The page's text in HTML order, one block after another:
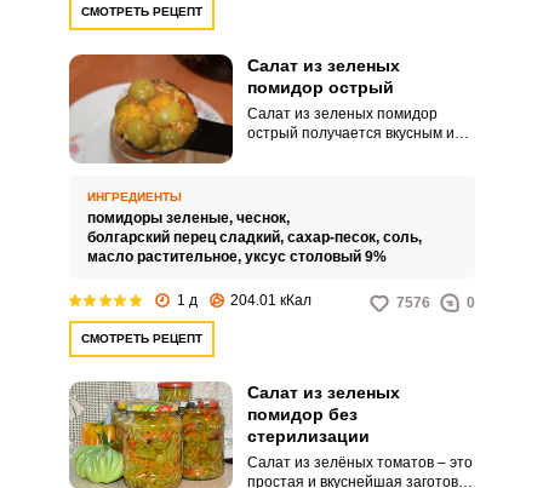
СМОТРЕТЬ РЕЦЕПТ
Салат из зеленых
помидор острый
Салат из зеленых помидор
острый получается вкусным и
чесночной заливке будет
оценена любителями острых
блюд.
ИНГРЕДИЕНТЫ
помидоры зеленые, чеснок,
болгарский перец сладкий, сахар-песок, соль,
масло растительное, уксус столовый 9%
1 д 204.01 кКал 7576 0
СМОТРЕТЬ РЕЦЕПТ
Салат из зеленых
помидор без
стерилизации
Салат из зелёных томатов – это
простая и вкуснейшая заготовка